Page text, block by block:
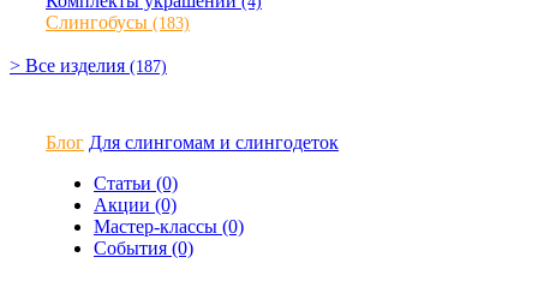
Слингобусы (183)
> Все изделия (187)
Блог Для слингомам и слингодеток
Статьи (0)
Акции (0)
Мастер-классы (0)
События (0)